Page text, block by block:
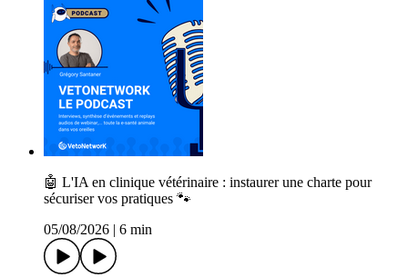
🤖 L'IA en clinique vétérinaire : instaurer une charte pour
sécuriser vos pratiques 🐾
05/08/2026
6 min